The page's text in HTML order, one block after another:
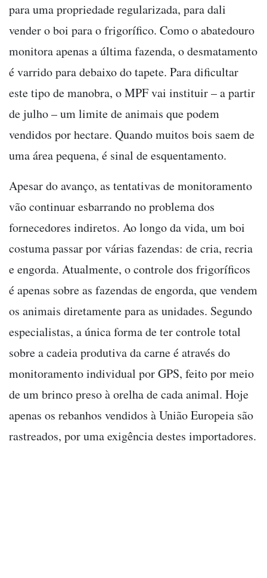
para uma propriedade regularizada, para dali
vender o boi para o frigorífico. Como o abatedouro
monitora apenas a última fazenda, o desmatamento
é varrido para debaixo do tapete. Para dificultar
este tipo de manobra, o MPF vai instituir – a partir
de julho – um limite de animais que podem
vendidos por hectare. Quando muitos bois saem de
uma área pequena, é sinal de esquentamento.
Apesar do avanço, as tentativas de monitoramento
vão continuar esbarrando no problema dos
fornecedores indiretos. Ao longo da vida, um boi
costuma passar por várias fazendas: de cria, recria
e engorda. Atualmente, o controle dos frigoríficos
é apenas sobre as fazendas de engorda, que vendem
os animais diretamente para as unidades. Segundo
especialistas, a única forma de ter controle total
sobre a cadeia produtiva da carne é através do
monitoramento individual por GPS, feito por meio
de um brinco preso à orelha de cada animal. Hoje
apenas os rebanhos vendidos à União Europeia são
rastreados, por uma exigência destes importadores.